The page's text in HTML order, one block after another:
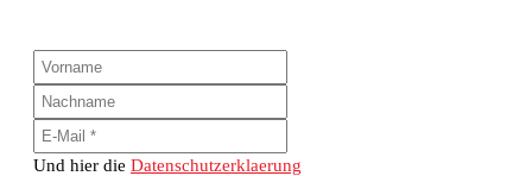
Und hier die Datenschutzerklaerung